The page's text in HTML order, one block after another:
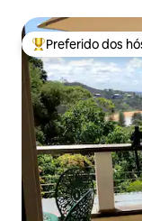
Entre os
Preferido dos